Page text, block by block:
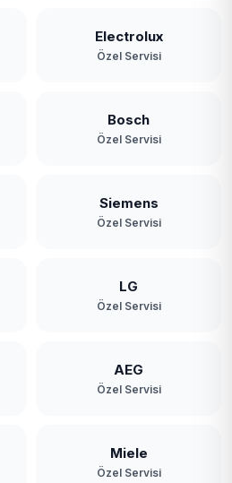
Electrolux
Özel Servisi
Bosch
Özel Servisi
Siemens
Özel Servisi
LG
Özel Servisi
AEG
Özel Servisi
Miele
Özel Servisi